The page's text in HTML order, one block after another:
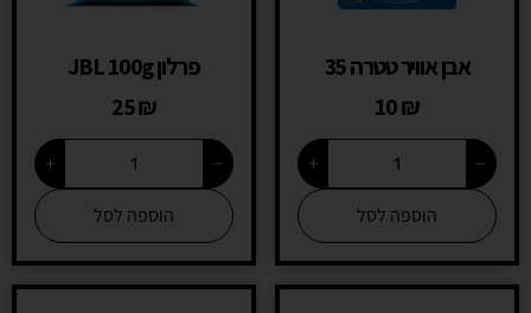
אבן אוויר טטרה 35
10₪
−
+
הוספה לסל
פרלון JBL 100g
25₪
−
+
הוספה לסל